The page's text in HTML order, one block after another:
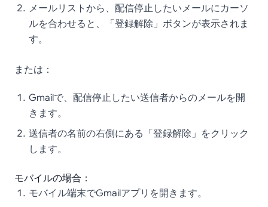
メールリストから、配信停止したいメールにカーソ
ルを合わせると、「登録解除」ボタンが表示されま
す。
または：
Gmailで、配信停止したい送信者からのメールを開
きます。
送信者の名前の右側にある「登録解除」をクリック
します。
モバイルの場合：
モバイル端末でGmailアプリを開きます。